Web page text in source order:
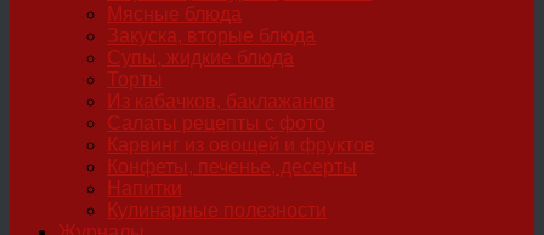
Мясные блюда
Закуска, вторые блюда
Супы, жидкие блюда
Торты
Из кабачков, баклажанов
Салаты рецепты с фото
Карвинг из овощей и фруктов
Конфеты, печенье, десерты
Напитки
Кулинарные полезности